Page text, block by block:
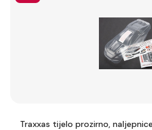
Traxxas tijelo prozirno,